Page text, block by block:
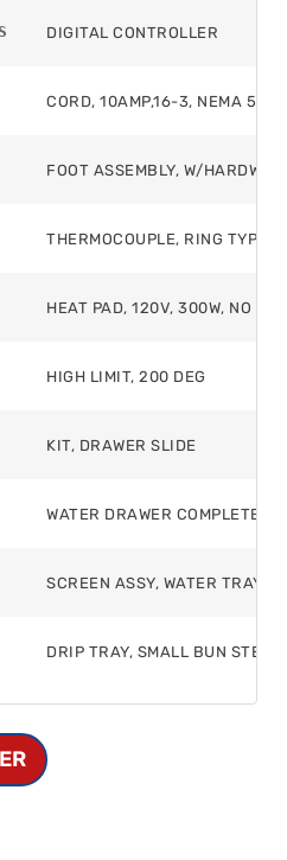
DIGITAL CONTROLLER
CORD, 10AMP,16-3, NEMA 5-
FOOT ASSEMBLY, W/
THERMOCOUPLE, RING TYPE,
HEAT PAD, 120V, 300W, NO
HIGH LIMIT, 200 DEG
KIT, DRAWER SLIDE
WATER DRAWER COMPLETE-
SCREEN ASSY, WATER TRAY,
DRIP TRAY, SMALL BUN